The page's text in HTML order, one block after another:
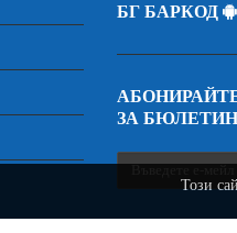
Този
БГ БАРКОД
ЗА